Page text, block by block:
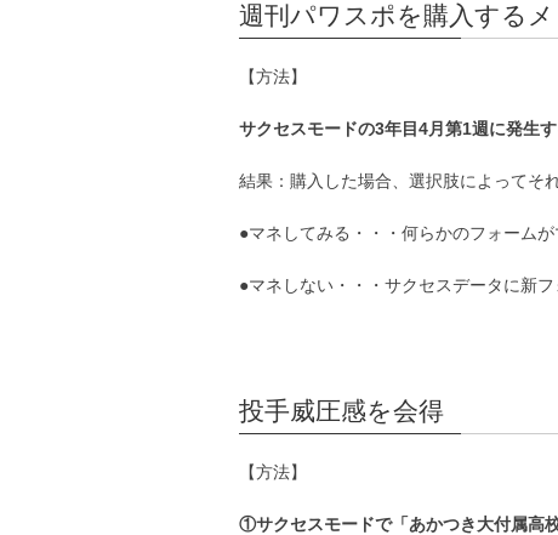
週刊パワスポを購入するメ
【方法】
サクセスモードの3年目4月第1週に発生
結果：購入した場合、選択肢によってそ
●マネしてみる・・・何らかのフォーム
●マネしない・・・サクセスデータに新
投手威圧感を会得
【方法】
①サクセスモードで「あかつき大付属高校